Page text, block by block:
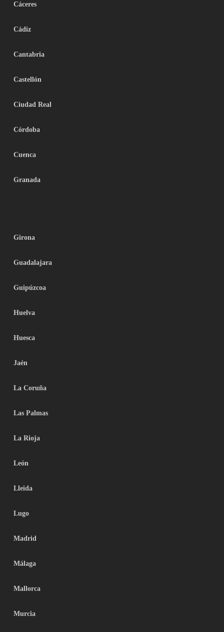
Cáceres
Cádiz
Cantabria
Castellón
Ciudad Real
Córdoba
Cuenca
Granada
Girona
Guadalajara
Guipúzcoa
Huelva
Huesca
Jaén
La Coruña
Las Palmas
La Rioja
León
Lleida
Lugo
Madrid
Málaga
Mallorca
Murcia